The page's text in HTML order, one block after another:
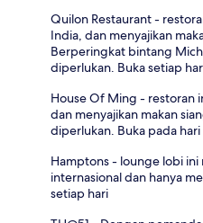
Quilon Restaurant -
India, dan menyajikan
Berperingkat bintang
diperlukan. Buka setiap
House Of Ming - restoran
dan menyajikan makan
diperlukan. Buka pada
Hamptons - lounge lobi ini
internasional dan hanya
setiap hari